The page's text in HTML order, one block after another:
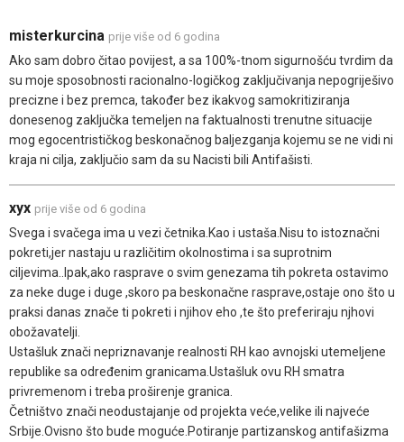
misterkurcina prije više od 6 godina
Ako sam dobro čitao povijest, a sa 100%-tnom sigurnošću tvrdim da
su moje sposobnosti racionalno-logičkog zaključivanja nepogriješivo
precizne i bez premca, također bez ikakvog samokritiziranja
donesenog zaključka temeljen na faktualnosti trenutne situacije
mog egocentrističkog beskonačnog baljezganja kojemu se ne vidi ni
kraja ni cilja, zaključio sam da su Nacisti bili Antifašisti.
xyx prije više od 6 godina
Svega i svačega ima u vezi četnika.Kao i ustaša.Nisu to istoznačni
pokreti,jer nastaju u različitim okolnostima i sa suprotnim
ciljevima..Ipak,ako rasprave o svim genezama tih pokreta ostavimo
za neke duge i duge ,skoro pa beskonačne rasprave,ostaje ono što u
praksi danas znače ti pokreti i njihov eho ,te što preferiraju njhovi
obožavatelji.
Ustašluk znači nepriznavanje realnosti RH kao avnojski utemeljene
republike sa određenim granicama.Ustašluk ovu RH smatra
privremenom i treba proširenje granica.
Četništvo znači neodustajanje od projekta veće,velike ili najveće
Srbije.Ovisno što bude moguće.Potiranje partizanskog antifašizma